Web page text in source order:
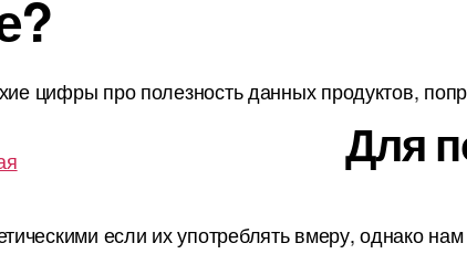
цифры про полезность данных продуктов,
Для
если их употреблять вмеру, однако